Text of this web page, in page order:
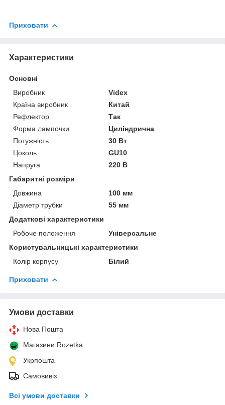
Приховати
Характеристики
Основні
Виробник
Videx
Країна виробник
Китай
Рефлектор
Так
Форма лампочки
Циліндрична
Потужність
30 Вт
Цоколь
GU10
Напруга
220 В
Габаритні розміри
Довжина
100 мм
Діаметр трубки
55 мм
Додаткові характеристики
Робоче положення
Універсальне
Користувальницькі характеристики
Колір корпусу
Білий
Приховати
Умови доставки
Нова Пошта
Магазини Rozetka
Укрпошта
Самовивіз
Всі умови доставки